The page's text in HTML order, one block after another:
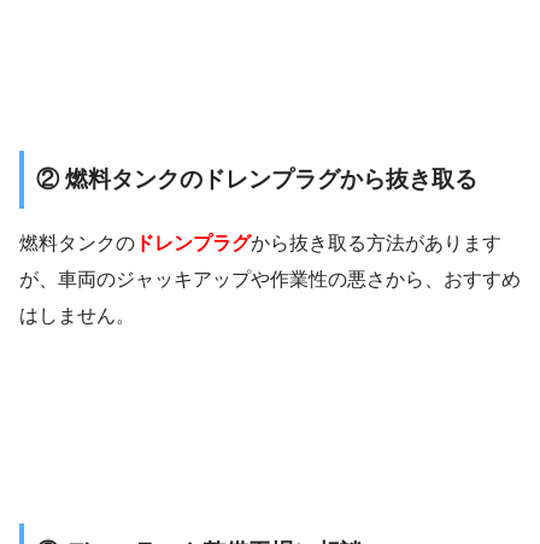
② 燃料タンクのドレンプラグから抜き取る
燃料タンクの ドレンプラグから抜き取る方法があります
が、車両のジャッキアップや作業性の悪さから、おすすめ
はしません。